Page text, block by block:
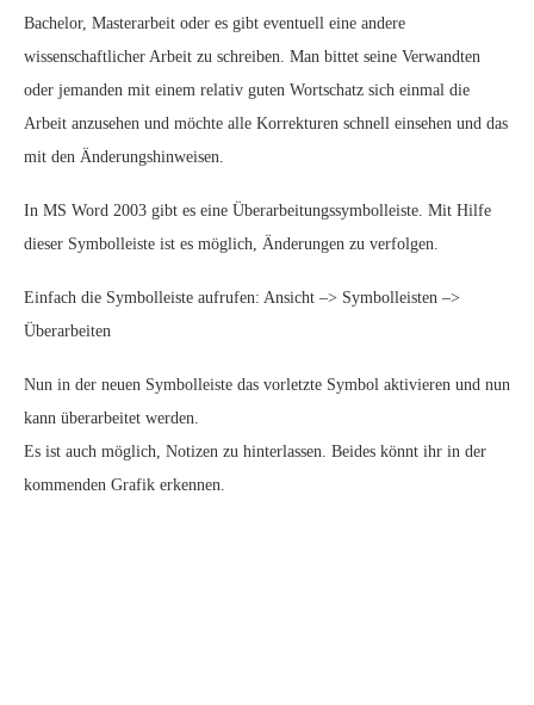
Bachelor, Masterarbeit oder es gibt eventuell eine andere
wissenschaftlicher Arbeit zu schreiben. Man bittet seine Verwandten
oder jemanden mit einem relativ guten Wortschatz sich einmal die
Arbeit anzusehen und möchte alle Korrekturen schnell einsehen und das
mit den Änderungshinweisen.
In MS Word 2003 gibt es eine Überarbeitungssymbolleiste. Mit Hilfe
dieser Symbolleiste ist es möglich, Änderungen zu verfolgen.
Einfach die Symbolleiste aufrufen: Ansicht –> Symbolleisten –>
Überarbeiten
Nun in der neuen Symbolleiste das vorletzte Symbol aktivieren und nun
kann überarbeitet werden.
Es ist auch möglich, Notizen zu hinterlassen. Beides könnt ihr in der
kommenden Grafik erkennen.